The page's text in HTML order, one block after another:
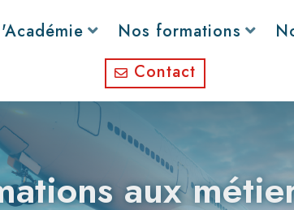
Nos formations
Contact
aux